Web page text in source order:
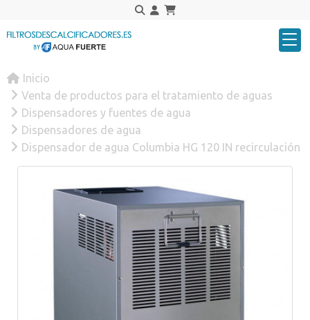
Inicio
Venta de productos para el tratamiento de aguas
Dispensadores y fuentes de agua
Dispensadores de agua
Dispensador de agua Columbia HG 120 IN recirculación